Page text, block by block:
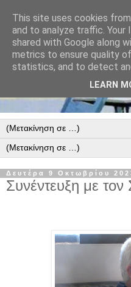
Δευτέρα 9 Οκτωβρίου
Συνέντευξη με
This site uses cookies
and to analyze traffic. Your
shared with Google along
metrics to ensure quality
statistics, and to detect
LEARN